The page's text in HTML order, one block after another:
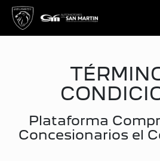
Plataforma
Concesionarios el